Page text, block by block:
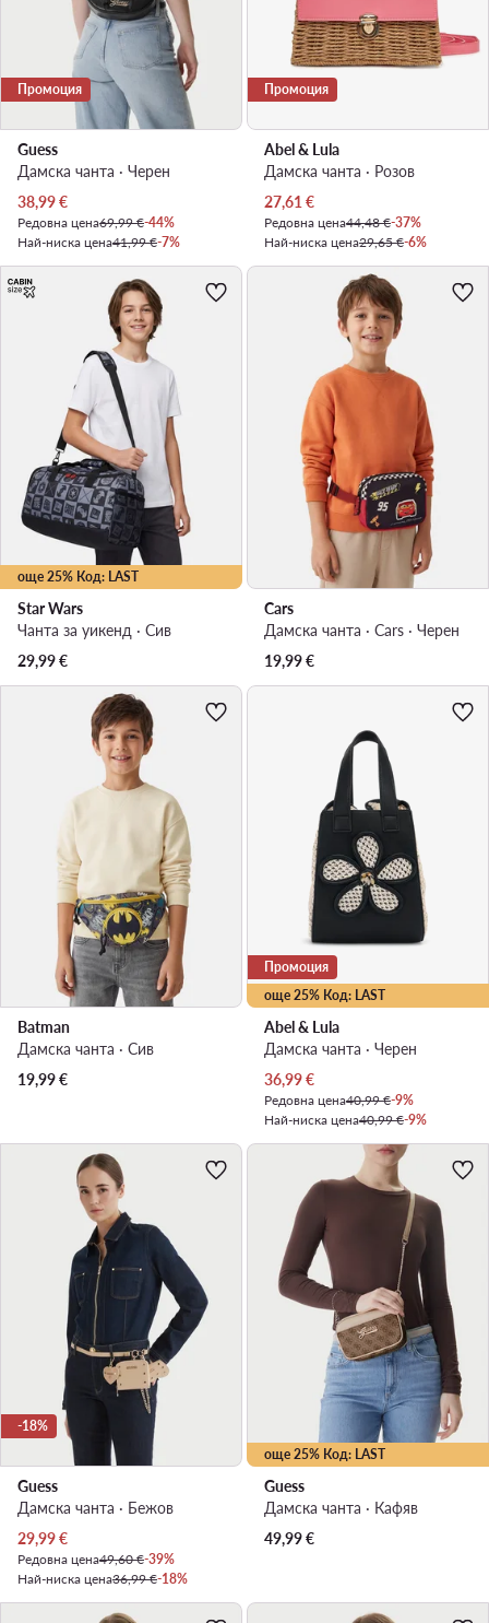
Промоция
Guess
Дамска чанта · Черен
Актуална цена
38,99€
Редовна цена69,99 €-44%
Най-ниска цена41,99 €-7%
Промоция
Abel & Lula
Дамска чанта · Розов
Актуална цена
27,61 €
Редовна цена44,48 €-37%
Най-ниска цена29,65 €-6%
още 25% Код: LAST
Star Wars
Чанта за уикенд · Сив
29,99€
Cars
Дамска чанта · Cars · Черен
19,99€
Batman
Дамска чанта · Сив
19,99€
още 25% Код: LAST
Промоция
Abel & Lula
Дамска чанта · Черен
Актуална цена
36,99€
Редовна цена40,99 €-9%
Най-ниска цена40,99 €-9%
-18%
Guess
Дамска чанта · Бежов
Актуална цена
29,99€
Редовна цена49,60 €-39%
Най-ниска цена36,99 €-18%
още 25% Код: LAST
Guess
Дамска чанта · Кафяв
49,99€